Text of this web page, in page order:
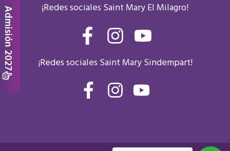
Admisión 2027 ¡Redes sociales Saint Mary El Milagro!
F
a
c
e
b
I
n
s
t
a
Y
o
u
t
u
¡Redes sociales Saint Mary Sindempart!
F
a
I
n
Y
o